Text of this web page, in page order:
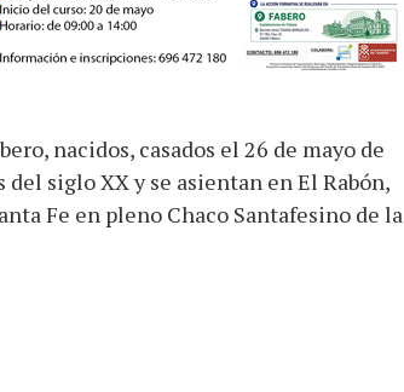
nacidos, casados el 26 de mayo de
siglo XX y se asientan en El Rabón,
Fe en pleno Chaco Santafesino de la